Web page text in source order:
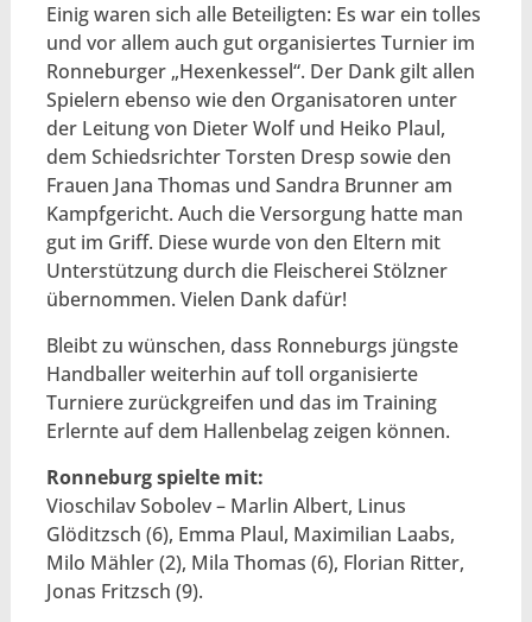
Einig waren sich alle Beteiligten: Es war ein tolles
und vor allem auch gut organisiertes Turnier im
Ronneburger „Hexenkessel“. Der Dank gilt allen
Spielern ebenso wie den Organisatoren unter
der Leitung von Dieter Wolf und Heiko Plaul,
dem Schiedsrichter Torsten Dresp sowie den
Frauen Jana Thomas und Sandra Brunner am
Kampfgericht. Auch die Versorgung hatte man
gut im Griff. Diese wurde von den Eltern mit
Unterstützung durch die Fleischerei Stölzner
übernommen. Vielen Dank dafür!
Bleibt zu wünschen, dass Ronneburgs jüngste
Handballer weiterhin auf toll organisierte
Turniere zurückgreifen und das im Training
Erlernte auf dem Hallenbelag zeigen können.
Ronneburg spielte mit:
Vioschilav Sobolev – Marlin Albert, Linus
Glöditzsch (6), Emma Plaul, Maximilian Laabs,
Milo Mähler (2), Mila Thomas (6), Florian Ritter,
Jonas Fritzsch (9).